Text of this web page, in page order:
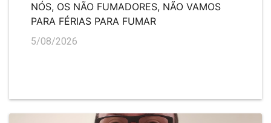
NÓS, OS NÃO FUMADORES, NÃO VAMOS
PARA FÉRIAS PARA FUMAR
5/08/2026